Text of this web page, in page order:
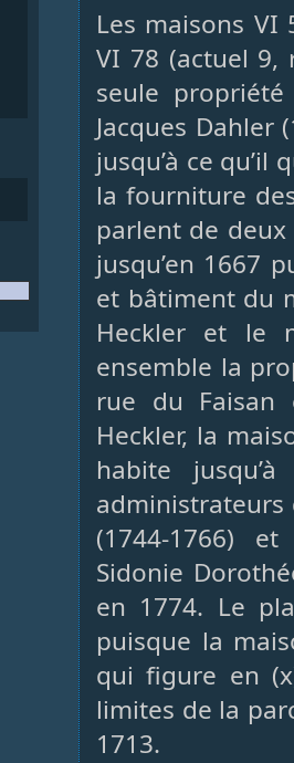
Les maisons VI
VI 78 (actuel 9,
seule
Jacques Dahler
jusqu’à ce
la fourniture
parlent de
jusqu’en 1667
et bâtiment du
Heckler et le
ensemble la
rue du Faisan
Heckler, la
habite
administrateurs
(1744-1766)
Sidonie
en 1774. Le
puisque la
qui figure en
limites de la
1713.